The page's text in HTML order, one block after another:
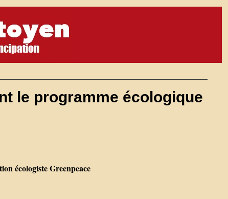
le programme écologique
écologiste Greenpeace